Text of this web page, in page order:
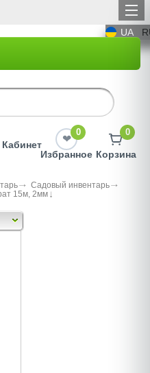
UA
Кабинет
0
Избранное
0
Корзина
Садовый инвентарь
15м, 2мм